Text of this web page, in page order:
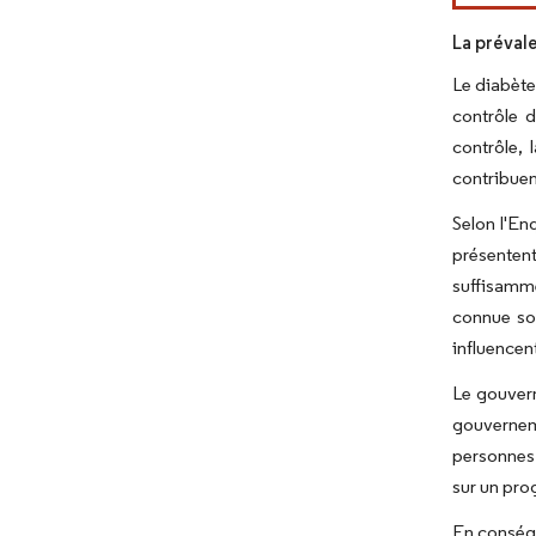
La
Le
contrôle
contrôle,
Selon
connue
Le
sur un